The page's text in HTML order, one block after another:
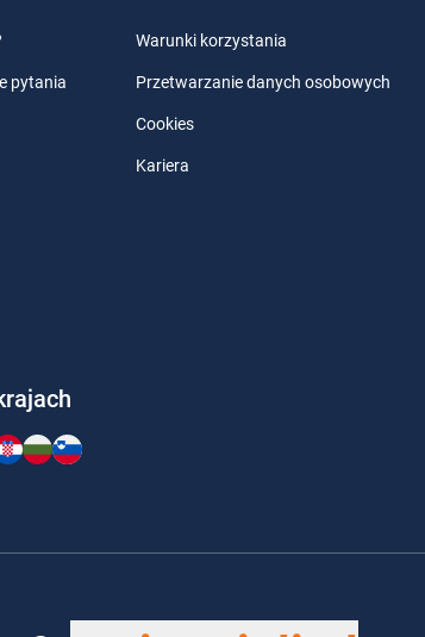
pytania
Warunki korzystania
Przetwarzanie danych osobowych
Cookies
Kariera